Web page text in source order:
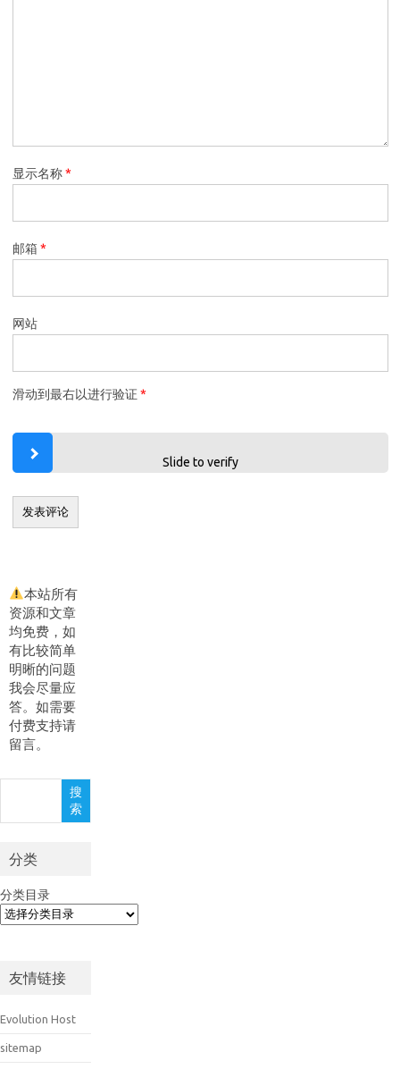
显示名称*
邮箱*
网站
滑动到最右以进行验证 *
Slide to verify
本站所有
资源和文章
均免费，如
有比较简单
明晰的问题
我会尽量应
答。如需要
付费支持请
留言。
搜
索
分类
分类目录
友情链接
Evolution Host
sitemap